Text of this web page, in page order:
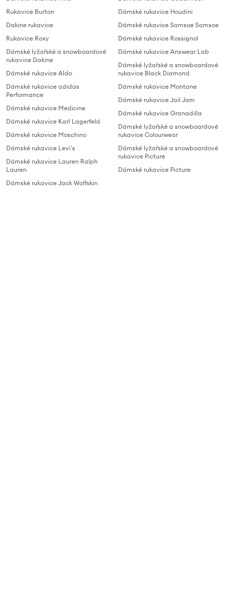
Rukavice Burton
Dakine rukavice
Rukavice Roxy
Dámské lyžařské a snowboardové
rukavice Dakine
Dámské rukavice Aldo
Dámské rukavice adidas
Performance
Dámské rukavice Medicine
Dámské rukavice Karl Lagerfeld
Dámské rukavice Moschino
Dámské rukavice Levi's
Dámské rukavice Lauren Ralph
Lauren
Dámské rukavice Jack Wolfskin
Dámské rukavice Houdini
Dámské rukavice Samsoe Samsoe
Dámské rukavice Rossignol
Dámské rukavice Answear Lab
Dámské lyžařské a snowboardové
rukavice Black Diamond
Dámské rukavice Montane
Dámské rukavice Jail Jam
Dámské rukavice Granadilla
Dámské lyžařské a snowboardové
rukavice Colourwear
Dámské lyžařské a snowboardové
rukavice Picture
Dámské rukavice Picture